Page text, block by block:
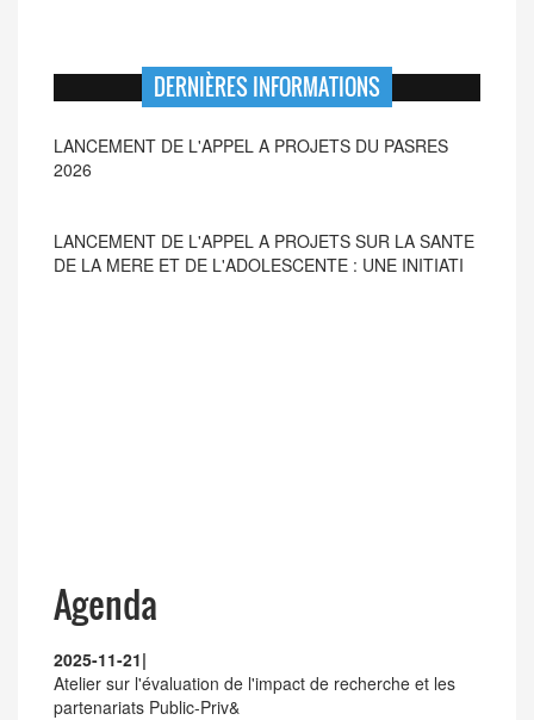
DERNIÈRES INFORMATIONS
LANCEMENT DE L'APPEL A PROJETS SUR LA SANTE
Agenda
2025-11-21|
Atelier sur l'évaluation de l'impact de recherche et les
partenariats Public-Priv&